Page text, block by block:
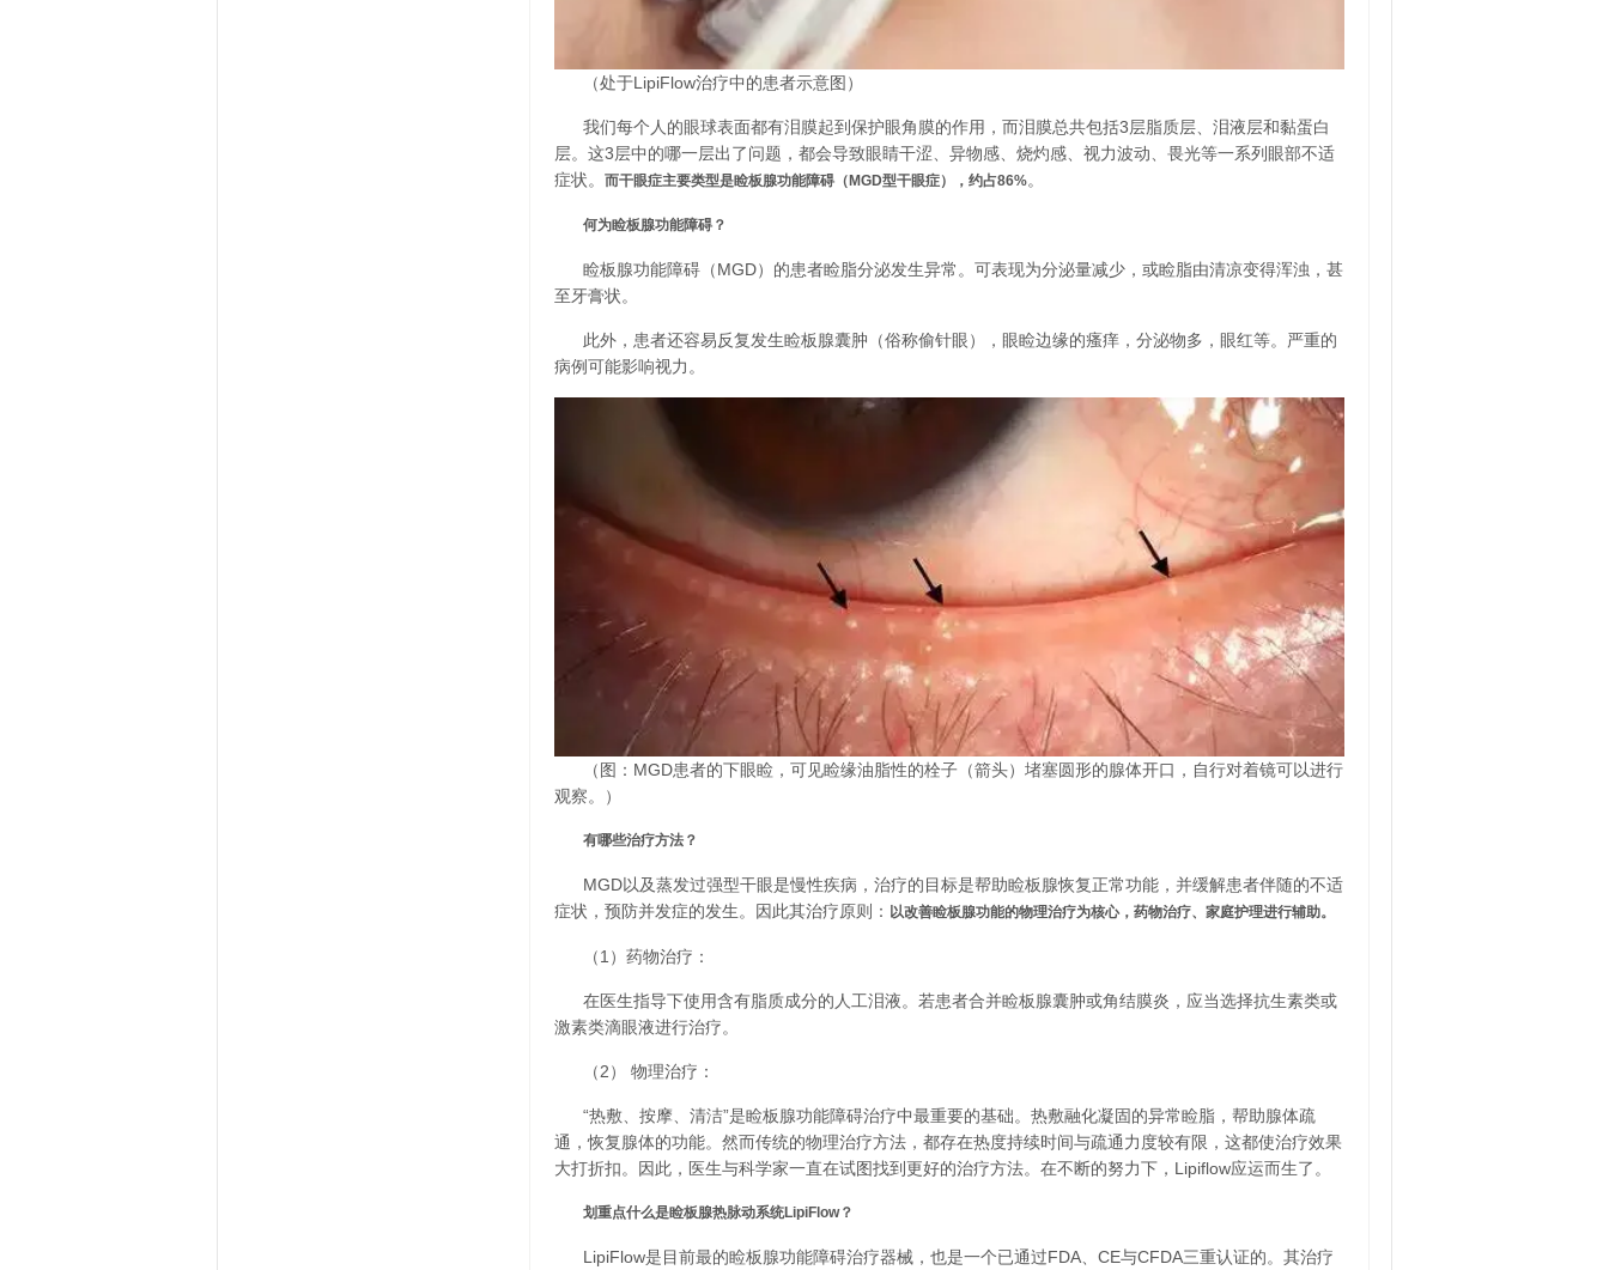
（处于LipiFlow治疗中的患者示意图）
我们每个人的眼球表面都有泪膜起到保护眼角膜的作用，而泪膜总共包括3层脂质层、泪液层和黏蛋白
层。这3层中的哪一层出了问题，都会导致眼睛干涩、异物感、烧灼感、视力波动、畏光等一系列眼部不适
症状。 而干眼症主要类型是睑板腺功能障碍（MGD型干眼症），约占86%。
何为睑板腺功能障碍？
睑板腺功能障碍（MGD）的患者睑脂分泌发生异常。可表现为分泌量减少，或睑脂由清凉变得浑浊，甚
至牙膏状。
此外，患者还容易反复发生睑板腺囊肿（俗称偷针眼），眼睑边缘的瘙痒，分泌物多，眼红等。严重的
病例可能影响视力。
（图：MGD患者的下眼睑，可见睑缘油脂性的栓子（箭头）堵塞圆形的腺体开口，自行对着镜可以进行
观察。）
有哪些治疗方法？
MGD以及蒸发过强型干眼是慢性疾病，治疗的目标是帮助睑板腺恢复正常功能，并缓解患者伴随的不适
症状，预防并发症的发生。因此其治疗原则： 以改善睑板腺功能的物理治疗为核心，药物治疗、家庭护理进行辅助。
（1）药物治疗：
在医生指导下使用含有脂质成分的人工泪液。若患者合并睑板腺囊肿或角结膜炎，应当选择抗生素类或
激素类滴眼液进行治疗。
（2） 物理治疗：
“热敷、按摩、清洁”是睑板腺功能障碍治疗中最重要的基础。热敷融化凝固的异常睑脂，帮助腺体疏
通，恢复腺体的功能。然而传统的物理治疗方法，都存在热度持续时间与疏通力度较有限，这都使治疗效果
大打折扣。因此，医生与科学家一直在试图找到更好的治疗方法。在不断的努力下，Lipiflow应运而生了。
划重点什么是睑板腺热脉动系统LipiFlow？
LipiFlow是目前最的睑板腺功能障碍治疗器械，也是一个已通过FDA、CE与CFDA三重认证的。其治疗